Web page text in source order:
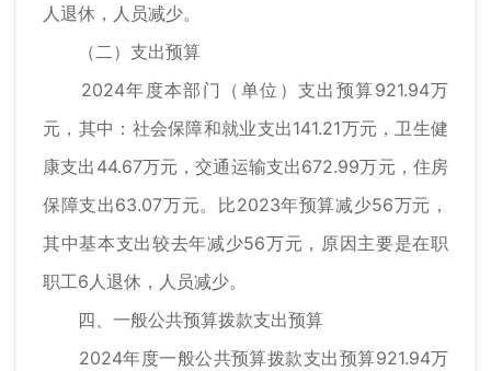
人退休，人员减少。
（二）支出预算
2024年度本部门（单位）支出预算921.94万
元，其中：社会保障和就业支出141.21万元，卫生健
康支出44.67万元，交通运输支出672.99万元，住房
保障支出63.07万元。比2023年预算减少56万元，
其中基本支出较去年减少56万元，原因主要是在职
职工6人退休，人员减少。
四、一般公共预算拨款支出预算
2024年度一般公共预算拨款支出预算921.94万